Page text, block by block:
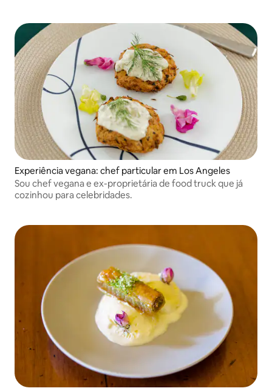
Experiência vegana: chef particular em Los Angeles
Sou chef vegana e ex-proprietária de food truck que já
cozinhou para celebridades.